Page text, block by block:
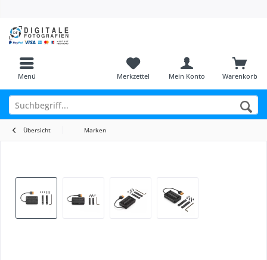
Menü Warenkorb
Merkzettel Mein Konto
Übersicht Marken